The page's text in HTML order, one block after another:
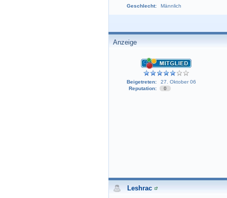
Geschlecht:
Männlich
Anzeige
Beigetreten:
27. Oktober 06
Reputation:
0
Leshrac